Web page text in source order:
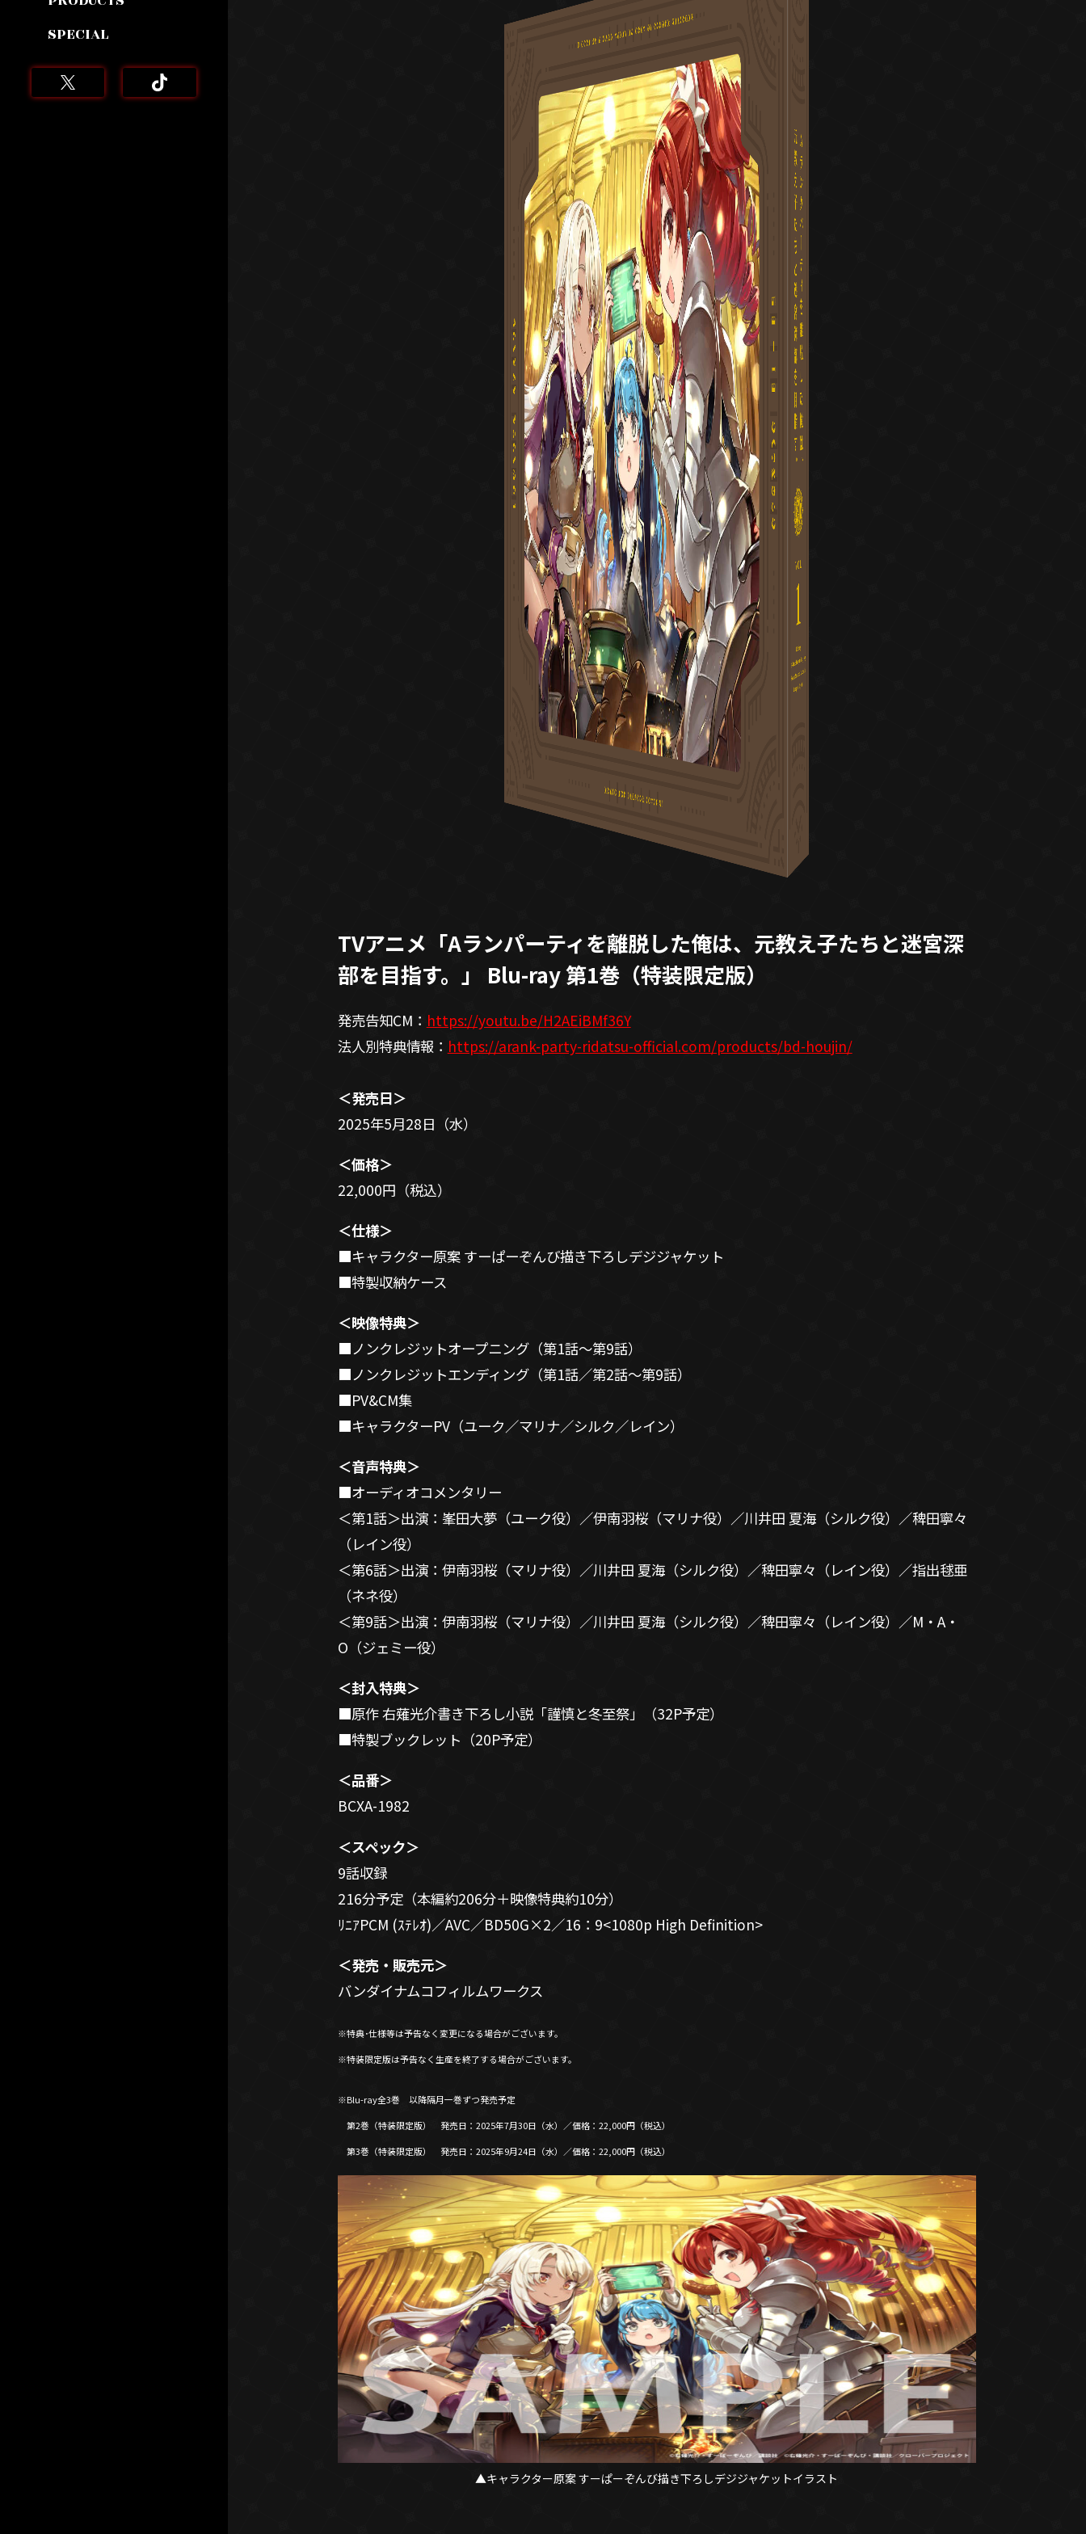
SPECIAL
TVアニメ「Aランパーティを離脱した俺は、元教え子たちと迷宮深
部を目指す。」 Blu-ray 第1巻（特装限定版）
発売告知CM： https://youtu.be/H2AEiBMf36Y
法人別特典情報： https://arank-party-ridatsu-official.com/products/bd-houjin/
＜発売日＞
2025年5月28日（水）
＜価格＞
22,000円（税込）
＜仕様＞
■キャラクター原案 すーぱーぞんび描き下ろしデジジャケット
■特製収納ケース
＜映像特典＞
■ノンクレジットオープニング（第1話～第9話）
■ノンクレジットエンディング（第1話／第2話～第9話）
■PV&CM集
■キャラクターPV（ユーク／マリナ／シルク／レイン）
＜音声特典＞
■オーディオコメンタリー
＜第1話＞出演：峯田大夢（ユーク役）／伊南羽桜（マリナ役）／川井田 夏海（シルク役）／稗田寧々
（レイン役）
＜第6話＞出演：伊南羽桜（マリナ役）／川井田 夏海（シルク役）／稗田寧々（レイン役）／指出毬亜
（ネネ役）
＜第9話＞出演：伊南羽桜（マリナ役）／川井田 夏海（シルク役）／稗田寧々（レイン役）／M・A・
O（ジェミー役）
＜封入特典＞
■原作 右薙光介書き下ろし小説「謹慎と冬至祭」（32P予定）
■特製ブックレット（20P予定）
＜品番＞
BCXA-1982
＜スペック＞
9話収録
216分予定（本編約206分＋映像特典約10分）
ﾘﾆｱPCM (ｽﾃﾚｵ)／AVC／BD50G×2／16：9<1080p High Definition>
＜発売・販売元＞
バンダイナムコフィルムワークス
※特典･仕様等は予告なく変更になる場合がございます。
※特装限定版は予告なく生産を終了する場合がございます。
※Blu-ray全3巻 以降隔月一巻ずつ発売予定
第2巻（特装限定版） 発売日：2025年7月30日（水）／価格：22,000円（税込）
第3巻（特装限定版） 発売日：2025年9月24日（水）／価格：22,000円（税込）
▲キャラクター原案 すーぱーぞんび描き下ろしデジジャケットイラスト